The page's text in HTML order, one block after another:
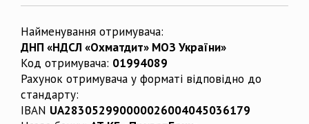
Найменування отримувача:
ДНП «НДСЛ «Охматдит» МОЗ України»
Код отримувача: 01994089
Рахунок отримувача у форматі відповідно до
стандарту:
IBAN UA283052990000026004045036179